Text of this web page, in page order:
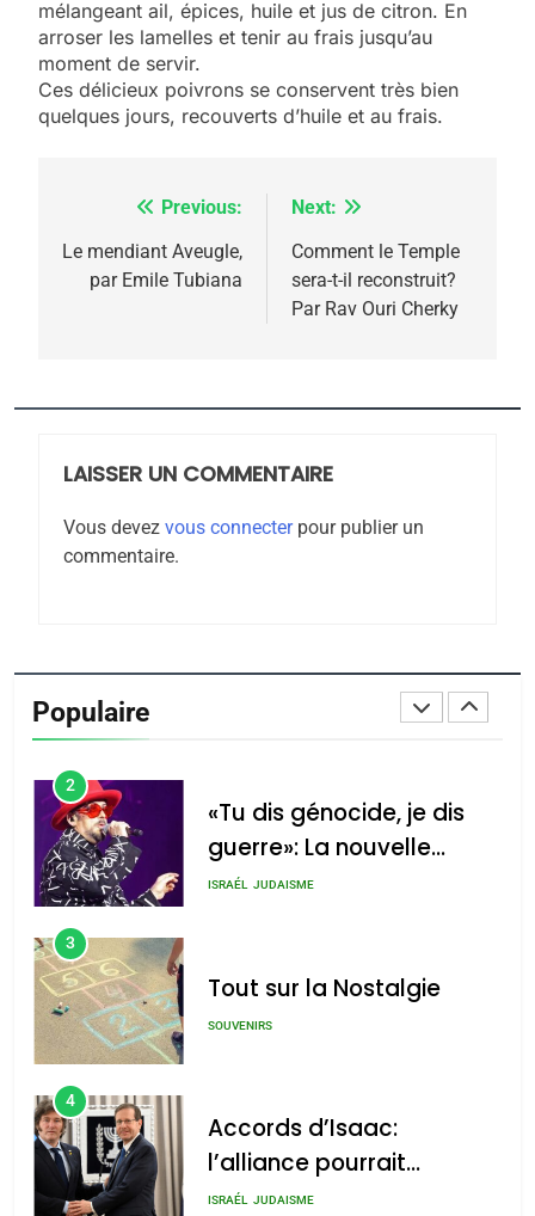
mélangeant ail, épices, huile et jus de citron. En
arroser les lamelles et tenir au frais jusqu’au
moment de servir.
Ces délicieux poivrons se conservent très bien
quelques jours, recouverts d’huile et au frais.
Navigation
de
l’article
Previous:
Le mendiant Aveugle,
par Emile Tubiana
Next:
Comment le Temple
sera-t-il reconstruit?
Par Rav Ouri Cherky
LAISSER UN COMMENTAIRE
Vous devez vous connecterpour publier un
commentaire.
Populaire
2025, l’année la plus
meurtrière selon le
rapport d’ADL contre
l’antisémitisme
FRANCE ISRAÉL
POURQUOI JE REVENDIQUE
MA JUDAÏTE par Thérèse
Zrihen-Dvir
ISRAÉL JUDAISME
JUDAISME
8
Tafraout, le miel de Tadla
2
«Tu dis génocide, je dis
guerre»: La nouvelle
chanson de Boy George
ISRAÉL JUDAISME
3
Tout sur la Nostalgie
SOUVENIRS
4
Accords d’Isaac:
l’alliance pourrait
s’étendre à 13 pays
ISRAÉL JUDAISME